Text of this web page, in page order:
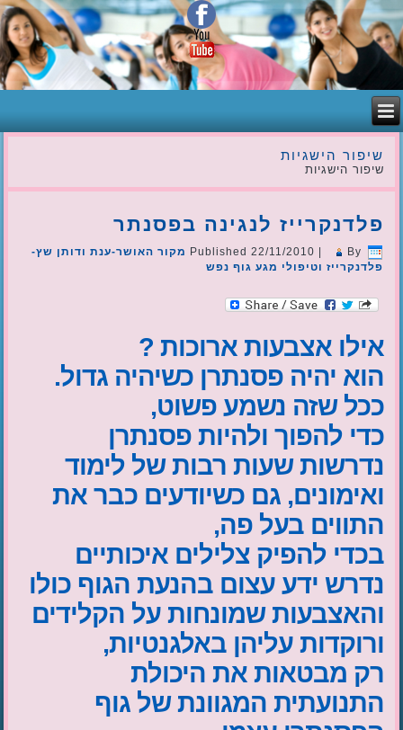
שיפור הישגיות
שיפור הישגיות
פלדנקרייז לנגינה בפסנתר
Published 22/11/2010 By
מקור האושר-ענת ודותן שץ-
פלדנקרייז וטיפולי מגע גוף נפש
אילו אצבעות ארוכות ?
הוא יהיה פסנתרן כשיהיה גדול.
ככל שזה נשמע פשוט,
כדי להפוך ולהיות פסנתרן
נדרשות שעות רבות של לימוד
ואימונים, גם כשיודעים כבר את
התווים בעל פה,
בכדי להפיק צלילים איכותיים
נדרש ידע עצום בהנעת הגוף כולו
והאצבעות שמונחות על הקלידים
ורוקדות עליהן באלגנטיות,
רק מבטאות את היכולת
התנועתית המגוונת של גוף